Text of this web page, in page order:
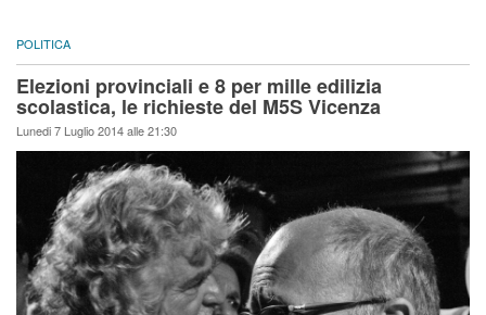
POLITICA
Elezioni provinciali e 8 per mille edilizia
scolastica, le richieste del M5S Vicenza
Lunedi 7 Luglio 2014 alle 21:30